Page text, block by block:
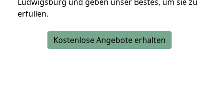
erfüllen.
Kostenlose Angebote erhalten